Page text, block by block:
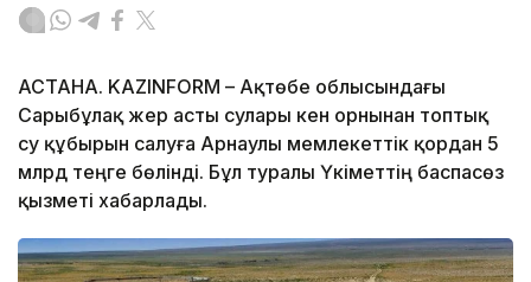
АСТАНА. KAZINFORM – Ақтөбе облысындағы
Сарыбұлақ жер асты сулары кен орнынан топтық
су құбырын салуға Арнаулы мемлекеттік қордан 5
млрд теңге бөлінді. Бұл туралы Үкіметтің баспасөз
қызметі хабарлады.